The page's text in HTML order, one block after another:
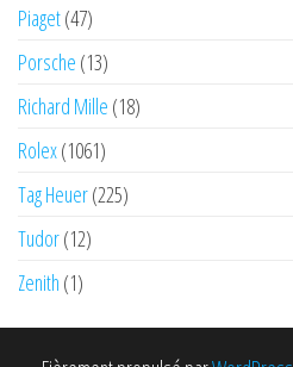
Piaget(47)
Porsche (13)
Richard Mille (18)
Rolex(1061)
Tag Heuer(225)
Tudor(12)
Zenith (1)